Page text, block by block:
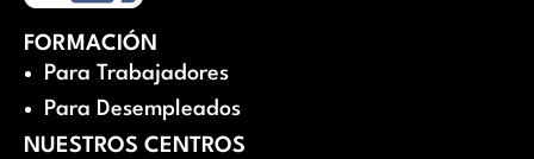
FORMACIÓN
Para Trabajadores
Para Desempleados
NUESTROS CENTROS